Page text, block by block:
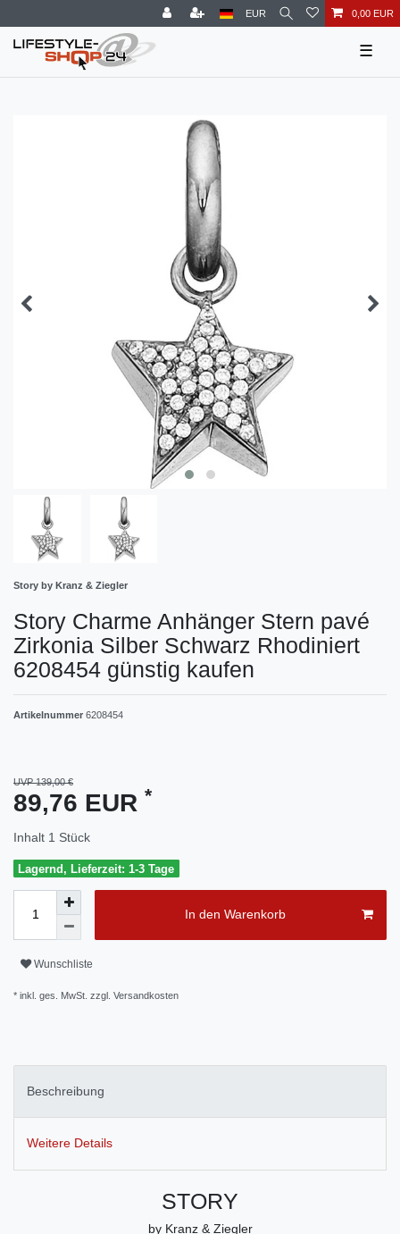
EUR 0,00 EUR
☰
Story by Kranz & Ziegler
Story Charme Anhänger Stern pavé
Zirkonia Silber Schwarz Rhodiniert
6208454 günstig kaufen
Artikelnummer 6208454
UVP 139,00 €
89,76 EUR *
Inhalt 1 Stück
Lagernd, Lieferzeit: 1-3 Tage
In den Warenkorb
Wunschliste
* inkl. ges. MwSt. zzgl. Versandkosten
Beschreibung
Weitere Details
STORY
by Kranz & Ziegler